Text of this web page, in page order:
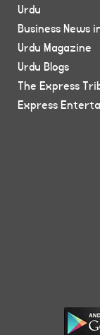
Urdu
Business News
Urdu Magazine
Urdu Blogs
The Express
Express